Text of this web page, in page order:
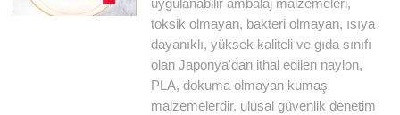
uygulanabilir ambalaj malzemeleri,
toksik olmayan, bakteri olmayan, ısıya
dayanıklı, yüksek kaliteli ve gıda sınıfı
olan Japonya'dan ithal edilen naylon,
PLA, dokuma olmayan kumaş
malzemelerdir. ulusal güvenlik denetim